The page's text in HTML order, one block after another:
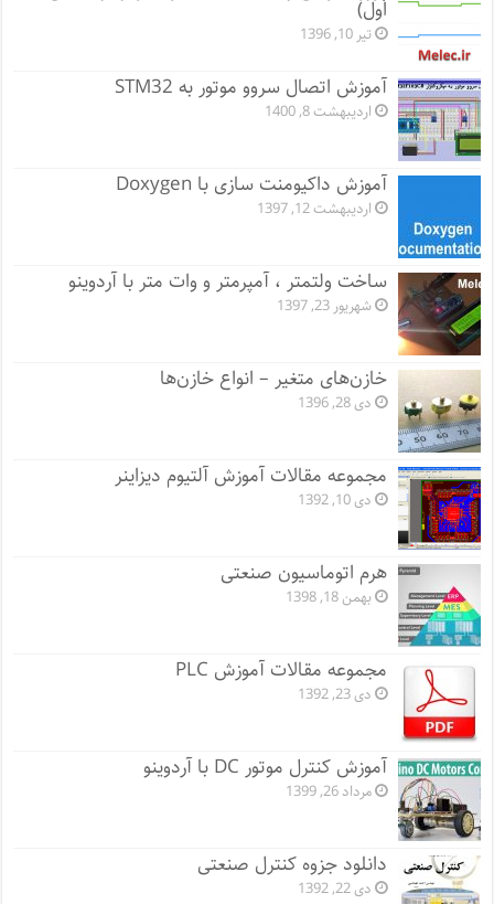
اول)
تیر 10, 1396
آموزش اتصال سروو موتور به STM32
اردیبهشت 8, 1400
آموزش داکیومنت سازی با Doxygen
اردیبهشت 12, 1397
ساخت ولتمتر ، آمپرمتر و وات متر با آردوینو
شهریور 23, 1397
خازن‌های متغیر – انواع خازن‌ها
دی 28, 1396
مجموعه مقالات آموزش آلتیوم دیزاینر
دی 10, 1392
هرم اتوماسیون صنعتی
بهمن 18, 1398
مجموعه مقالات آموزش PLC
دی 23, 1392
آموزش کنترل موتور DC با آردوینو
مرداد 26, 1399
دانلود جزوه کنترل صنعتی
دی 22, 1392